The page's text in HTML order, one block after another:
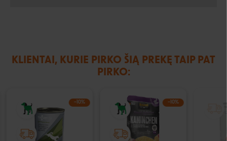
KLIENTAI, KURIE PIRKO ŠIĄ PREKĘ TAIP PAT
PIRKO:
−10% −10%